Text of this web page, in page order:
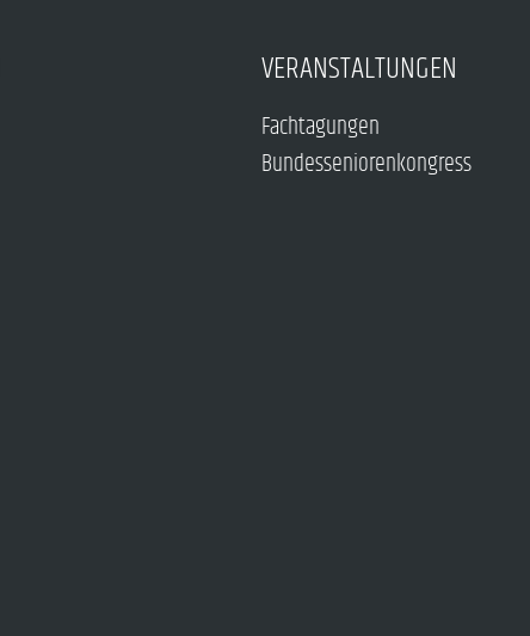
VERANSTALTUNGEN
Fachtagungen
Bundesseniorenkongress